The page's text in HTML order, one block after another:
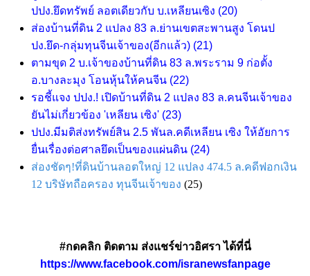
ปปง.ยึดทรัพย์ ลอตเดียวกับ บ.เหลียนเซิง (20)
ส่องบ้านที่ดิน 2 แปลง 83 ล.ย่านเขตสะพานสูง โดนป
ปง.ยึด-กลุ่มทุนจีนเจ้าของ(อีกแล้ว) (21)
ตามขุด 2 บ.เจ้าของบ้านที่ดิน 83 ล.พระราม 9 ก่อตั้ง
อ.บางละมุง โอนหุ้นให้คนจีน (22)
รอชี้แจง ปปง.! เปิดบ้านที่ดิน 2 แปลง 83 ล.คนจีนเจ้าของ
ยันไม่เกี่ยวข้อง 'เหลียน เซิง' (23)
ปปง.มีมติส่งทรัพย์สิน 2.5 พันล.คดีเหลียน เซิง ให้อัยการ
ยื่นเรื่องต่อศาลยึดเป็นของแผ่นดิน (24)
ส่องชัดๆ!ที่ดินบ้านลอตใหญ่ 12 แปลง 474.5 ล.คดีฟอกเงิน
12 บริษัทถือครอง ทุนจีนเจ้าของ (25)
#กดคลิก ติดตาม ส่งแชร์ข่าวอิศรา ได้ที่นี่
https://www.facebook.com/isranewsfanpage